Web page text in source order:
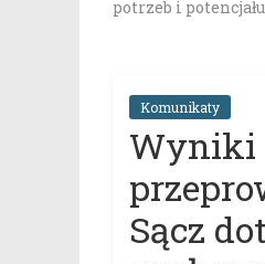
potrzeb i
Komunikaty
Wyniki
Sącz